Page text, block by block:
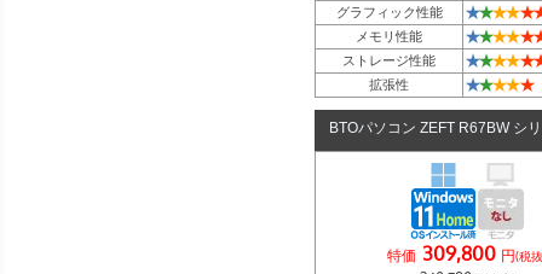
グラフィック性能 ★★★★★
メモリ性能 ★★★★★
ストレージ性能 ★★★★★
拡張性 ★★★★★
BTOパソコン ZEFT R67BW シ
特価 309,800 円(税